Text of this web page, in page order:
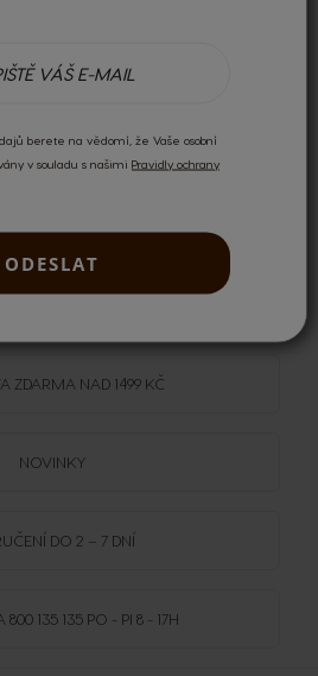
berete na vědomí, že Vaše osobní
v souladu s našimi Pravidly ochrany
ODESLAT
registrovaní uživatelé.
ZDARMA NAD 1499 KČ
NOVINKY
DO 2 – 7 DNÍ
800 135 135 PO - PI 8 - 17H